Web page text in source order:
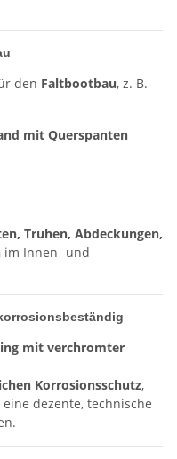
den Faltbootbau, z. B.
mit Querspanten
Truhen, Abdeckungen,
im Innen- und
mit verchromter
Korrosionsschutz,
dezente, technische